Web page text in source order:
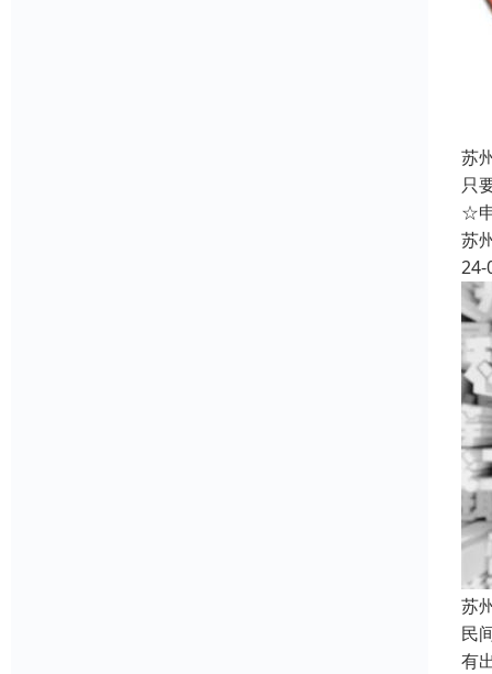
苏
只
☆
苏
24-
苏
民
有